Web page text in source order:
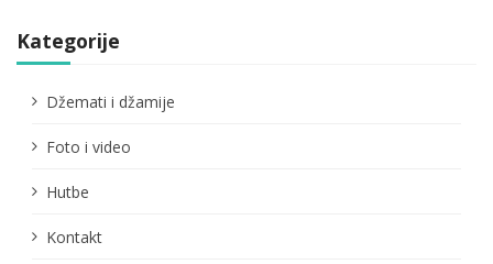
Kategorije
Džemati i džamije
Foto i video
Hutbe
Kontakt